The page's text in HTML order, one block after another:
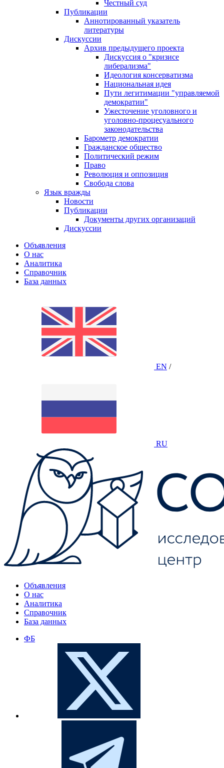
Честный суд
Публикации
Аннотированный указатель
литературы
Дискуссии
Архив предыдущего проекта
Дискуссия о "кризисе
либерализма"
Идеология консерватизма
Национальная идея
Пути легитимации "управляемой
демократии"
Ужесточение уголовного и
уголовно-процесуального
законодательства
Барометр демократии
Гражданское общество
Политический режим
Право
Революция и оппозиция
Свобода слова
Язык вражды
Новости
Публикации
Документы других организаций
Дискуссии
Объявления
О нас
Аналитика
Справочник
База данных
EN /
RU
Объявления
О нас
Аналитика
Справочник
База данных
ФБ